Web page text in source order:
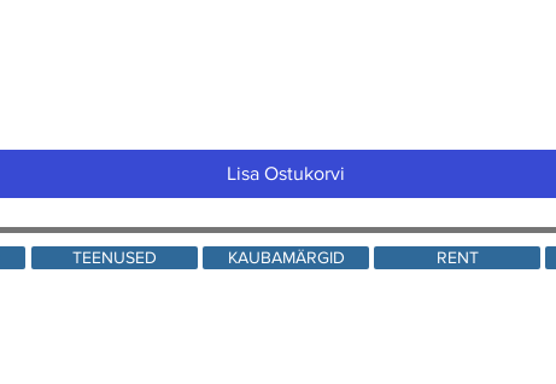
Lisa Ostukorvi
TEENUSED KAUBAMÄRGID RENT